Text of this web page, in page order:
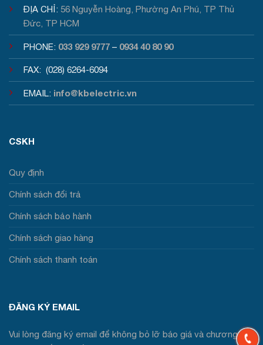
ĐỊA CHỈ: 56 Nguyễn Hoàng, Phường An Phú, TP Thủ
Đức, TP HCM
PHONE: 033 929 9777 – 0934 40 80 90
FAX: (028) 6264-6094
EMAIL: info@kbelectric.vn
CSKH
Quy định
Chính sách đổi trả
Chính sách bảo hành
Chính sách giao hàng
Chính sách thanh toán
ĐĂNG KÝ EMAIL
Vui lòng đăng ký email để không bỏ lỡ báo giá và chương